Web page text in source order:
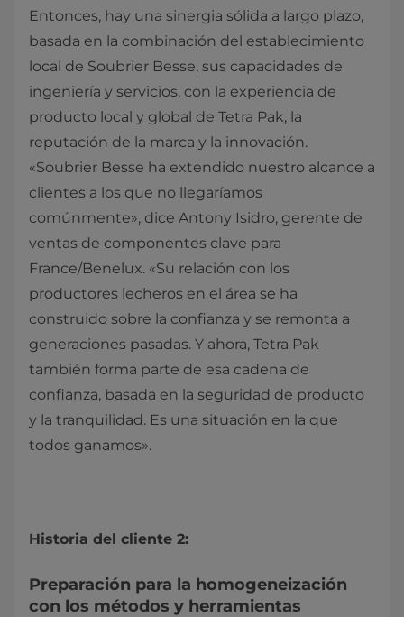
Entonces, hay una sinergia sólida a largo plazo,
basada en la combinación del establecimiento
local de Soubrier Besse, sus capacidades de
ingeniería y servicios, con la experiencia de
producto local y global de Tetra Pak, la
reputación de la marca y la innovación.
«Soubrier Besse ha extendido nuestro alcance a
clientes a los que no llegaríamos
comúnmente», dice Antony Isidro, gerente de
ventas de componentes clave para
France/Benelux. «Su relación con los
productores lecheros en el área se ha
construido sobre la confianza y se remonta a
generaciones pasadas. Y ahora, Tetra Pak
también forma parte de esa cadena de
confianza, basada en la seguridad de producto
y la tranquilidad. Es una situación en la que
todos ganamos».
Historia del cliente 2:
Preparación para la homogeneización
con los métodos y herramientas